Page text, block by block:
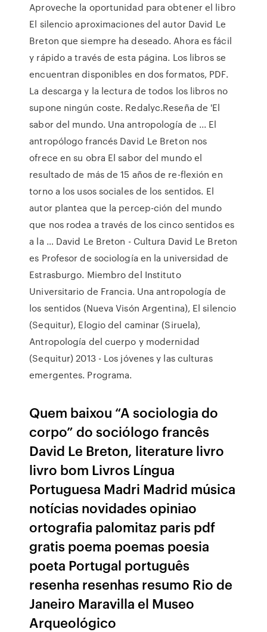
Aproveche la oportunidad para obtener el libro
El silencio aproximaciones del autor David Le
Breton que siempre ha deseado. Ahora es fácil
y rápido a través de esta página. Los libros se
encuentran disponibles en dos formatos, PDF.
La descarga y la lectura de todos los libros no
supone ningún coste. Redalyc.Reseña de 'El
sabor del mundo. Una antropología de ... El
antropólogo francés David Le Breton nos
ofrece en su obra El sabor del mundo el
resultado de más de 15 años de re-flexión en
torno a los usos sociales de los sentidos. El
autor plantea que la percep-ción del mundo
que nos rodea a través de los cinco sentidos es
a la … David Le Breton - Cultura David Le Breton
es Profesor de sociología en la universidad de
Estrasburgo. Miembro del Instituto
Universitario de Francia. Una antropología de
los sentidos (Nueva Visón Argentina), El silencio
(Sequitur), Elogio del caminar (Siruela),
Antropología del cuerpo y modernidad
(Sequitur) 2013 - Los jóvenes y las culturas
emergentes. Programa.
Quem baixou “A sociologia do
corpo” do sociólogo francês
David Le Breton, literature livro
livro bom Livros Língua
Portuguesa Madri Madrid música
notícias novidades opiniao
ortografia palomitaz paris pdf
gratis poema poemas poesia
poeta Portugal português
resenha resenhas resumo Rio de
Janeiro Maravilla el Museo
Arqueológico